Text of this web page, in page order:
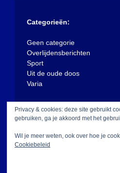
Categorieën:
Geen categorie
Overlijdensberichten
Sport
Uit de oude doos
Varia
Privacy & cookies: deze site gebruikt
gebruiken, ga je akkoord met het
Wil je meer weten, ook over hoe je
Cookiebeleid